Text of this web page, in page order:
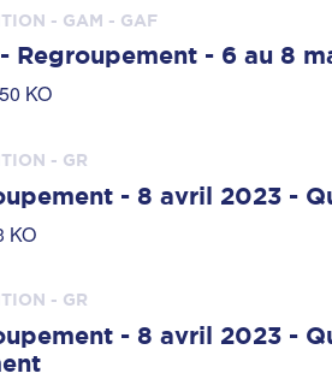
- GAM - GAF
Regroupement - 6 au 8
KO
- GR
- 8 avril 2023 -
KO
- GR
- 8 avril 2023 -